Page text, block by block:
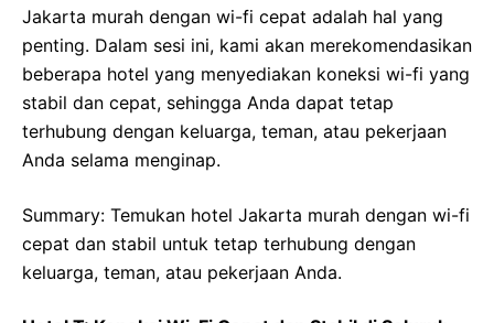
Jakarta murah dengan wi-fi cepat adalah hal yang
penting. Dalam sesi ini, kami akan merekomendasikan
beberapa hotel yang menyediakan koneksi wi-fi yang
stabil dan cepat, sehingga Anda dapat tetap
terhubung dengan keluarga, teman, atau pekerjaan
Anda selama menginap.
Summary: Temukan hotel Jakarta murah dengan wi-fi
cepat dan stabil untuk tetap terhubung dengan
keluarga, teman, atau pekerjaan Anda.